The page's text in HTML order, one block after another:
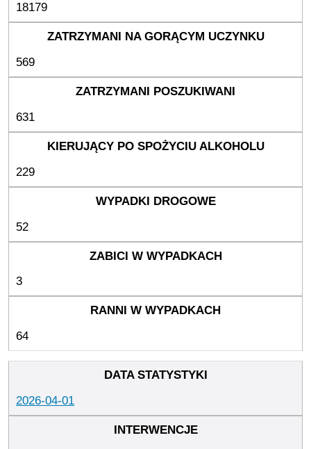
18179
569
631
229
52
3
64
2026-04-01